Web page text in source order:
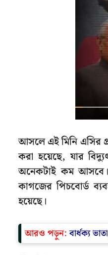
আসলে এই মিনি এসির
করা হয়েছে, যার
অনেকটাই কম আসবে।
কাগজের পিচবোর্ড
হয়েছে।
আরও পড়ুন:বার্ধক্য